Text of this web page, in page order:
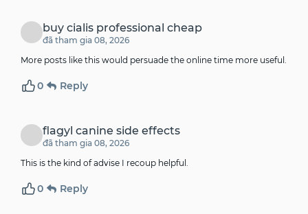
buy cialis professional cheap
đã tham gia 08, 2026
More posts like this would persuade the online time more useful.
0 Reply
flagyl canine side effects
đã tham gia 08, 2026
This is the kind of advise I recoup helpful.
0 Reply